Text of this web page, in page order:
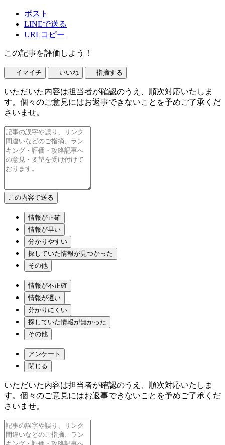
ポスト
LINEで送る
URLコピー
この記事を評価しよう！
イマイチ いいね 指摘する
いただいた内容は担当者が確認のうえ、順次対応いたしま
す。個々のご意見にはお返事できないことを予めご了承くだ
さいませ。
情報が正確
情報が早い
分かりやすい
探していた情報が見つかった
その他
情報が不正確
情報が遅い
分かりにくい
探していた情報が無かった
その他
アンケート
閉じる
いただいた内容は担当者が確認のうえ、順次対応いたしま
す。個々のご意見にはお返事できないことを予めご了承くだ
さいませ。